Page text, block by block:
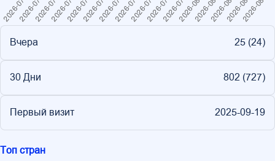
Вчера 25 (24)
30 Дни 802 (727)
Первый визит 2025-09-19
Топ стран